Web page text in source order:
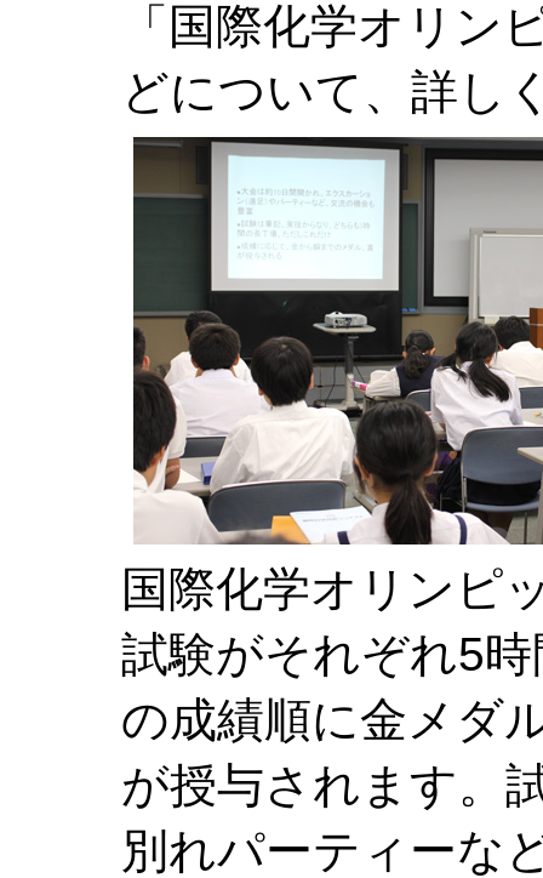
「国際化学オリン
どについて、詳し
国際化学オリンピ
試験がそれぞれ5
の成績順に金メダ
が授与されます。
別れパーティーな